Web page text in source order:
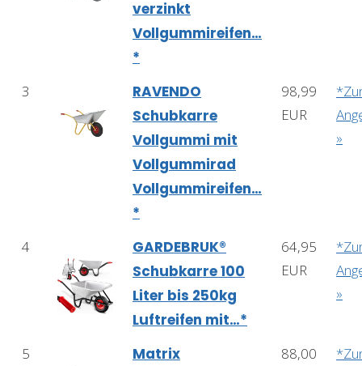
verzinkt
Vollgummireifen…
*
3
RAVENDO
Schubkarre
Vollgummi mit
Vollgummirad
Vollgummireifen…
*
98,99
EUR
»
4
GARDEBRUK®
Schubkarre 100
Liter bis 250kg
Luftreifen mit…*
64,95
EUR
»
5
Matrix
88,00